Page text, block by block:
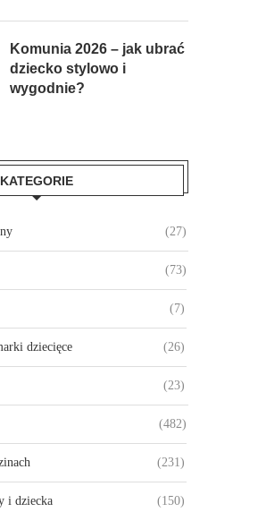
Komunia 2026 – jak ubrać
dziecko stylowo i
wygodnie?
KATEGORIE
(27)
(73)
(7)
dziecięce (26)
(23)
(482)
(231)
i dziecka (150)